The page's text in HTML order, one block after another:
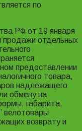
по
РФ от 19 января
продажи отдельных
предоставлении
товара,
надлежащего
обмену на
габарита,
велотовары
возврату и